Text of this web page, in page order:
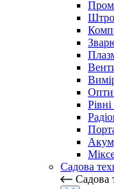
Рівні
Садова
Садова